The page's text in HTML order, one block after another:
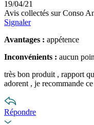
19/04/21
Avis collectés sur Conso
Signaler
Avantages : appétence
Inconvénients : aucun
très bon produit , rapport
adorent , je recommande
Répondre